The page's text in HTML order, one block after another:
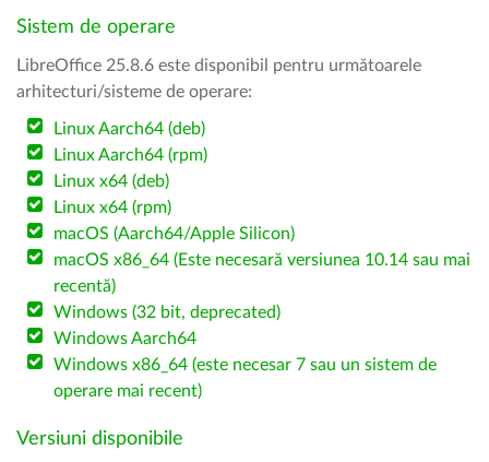
Sistem de operare
LibreOffice 25.8.6 este disponibil pentru următoarele
arhitecturi/sisteme de operare:
Linux Aarch64 (deb)
Linux Aarch64 (rpm)
Linux x64 (deb)
Linux x64 (rpm)
macOS (Aarch64/Apple Silicon)
macOS x86_64 (Este necesară versiunea 10.14 sau mai
recentă)
Windows (32 bit, deprecated)
Windows Aarch64
Windows x86_64 (este necesar 7 sau un sistem de
operare mai recent)
Versiuni disponibile